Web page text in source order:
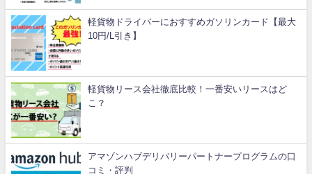
軽貨物ドライバーにおすすめガソリンカード【最大
10円/L引き】
軽貨物リース会社徹底比較！一番安いリースはど
こ？
アマゾンハブデリバリーパートナープログラムの口
コミ・評判